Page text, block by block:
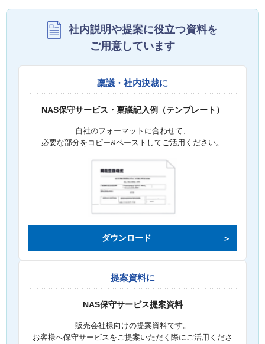
社内説明や提案に役立つ資料を
ご用意しています
稟議・社内決裁に
NAS保守サービス・稟議記入例（テンプレート）
自社のフォーマットに合わせて、
必要な部分をコピー&ペーストしてご活用ください。
ダウンロード
提案資料に
NAS保守サービス提案資料
販売会社様向けの提案資料です。
お客様へ保守サービスをご提案いただく際にご活用くださ